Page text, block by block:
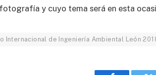
y cuyo tema será en esta
Internacional de Ingeniería Ambiental León